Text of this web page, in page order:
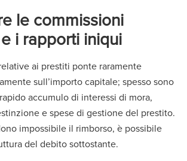
le commissioni
i rapporti iniqui
ai prestiti ponte raramente
sull’importo capitale; spesso sono
accumulo di interessi di mora,
e spese di gestione del prestito.
impossibile il rimborso, è possibile
del debito sottostante.